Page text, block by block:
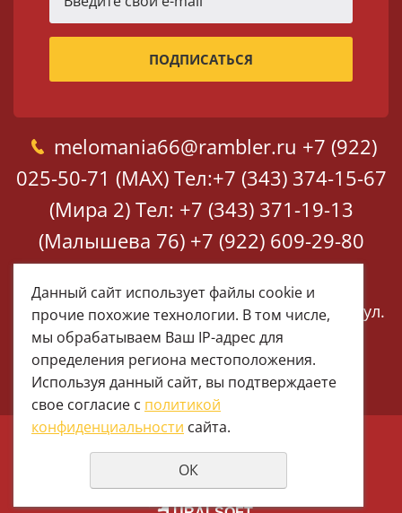
melomania66@rambler.ru +7 (922)
025-50-71 (MAX) Тел:+7 (343) 374-15-67
(Мира 2) Тел: +7 (343) 371-19-13
(Малышева 76) +7 (922) 609-29-80
(MAX)
Екатеринбург, ул. Мира 2
Екатеринбург, ул.
Малышева 76
© 1997 - 2026 Меломания
Политика конфиденциальности
Данный сайт использует файлы cookie и
прочие похожие технологии. В том числе,
мы обрабатываем Ваш IP-адрес для
определения региона местоположения.
Используя данный сайт, вы подтверждаете
свое согласие с политикой
конфиденциальности сайта.
ОК